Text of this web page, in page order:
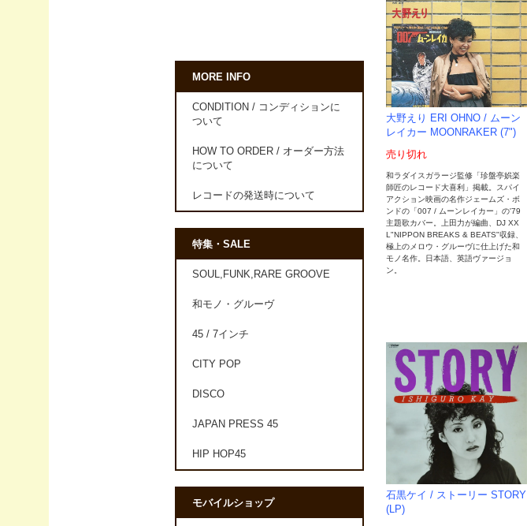
大野えり ERI OHNO / ムーン
レイカー MOONRAKER (7")
売り切れ
和ラダイスガラージ監修「珍盤亭娯楽
師匠のレコード大喜利」掲載。スパイ
アクション映画の名作ジェームズ・ボ
ンドの「007 / ムーンレイカー」の'79
主題歌カバー。上田力が編曲、DJ XX
L"NIPPON BREAKS & BEATS"収録、
極上のメロウ・グルーヴに仕上げた和
モノ名作。日本語、英語ヴァージョ
ン。
石黒ケイ / ストーリー STORY
(LP)
MORE INFO
CONDITION / コンディションに
ついて
HOW TO ORDER / オーダー方法
について
レコードの発送時について
特集・SALE
SOUL,FUNK,RARE GROOVE
和モノ・グルーヴ
45 / 7インチ
CITY POP
DISCO
JAPAN PRESS 45
HIP HOP45
モバイルショップ